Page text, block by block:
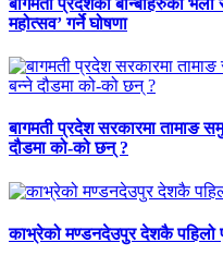
महोत्सव’ गर्ने घोषणा
बागमती प्रदेश सरकारमा तामाङ
दौडमा को‐को छन् ?
काभ्रेको मण्डनदेउपुर देशकै पहिलो